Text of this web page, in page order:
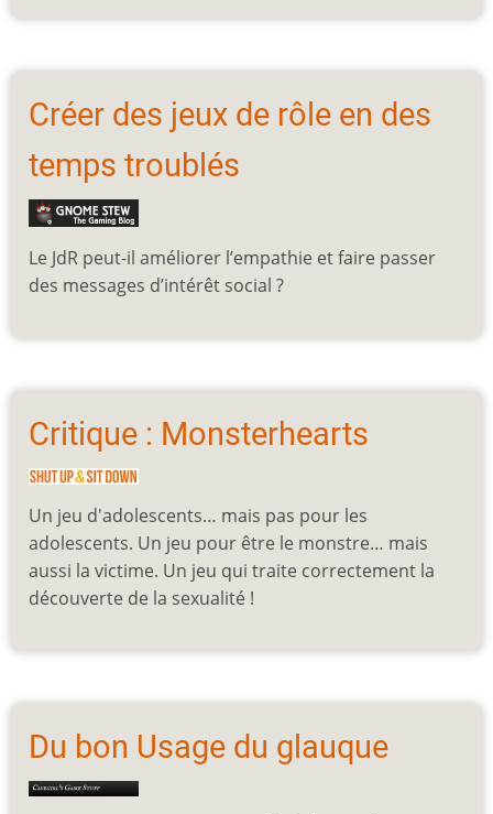
Créer des jeux de rôle en des
temps troublés
Le JdR peut-il améliorer l’empathie et faire passer
des messages d’intérêt social ?
Critique : Monsterhearts
Un jeu d'adolescents… mais pas pour les
adolescents. Un jeu pour être le monstre… mais
aussi la victime. Un jeu qui traite correctement la
découverte de la sexualité !
Du bon Usage du glauque